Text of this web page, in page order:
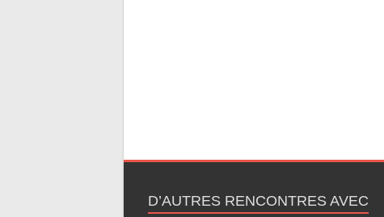
D’AUTRES RENCONTRES AVEC